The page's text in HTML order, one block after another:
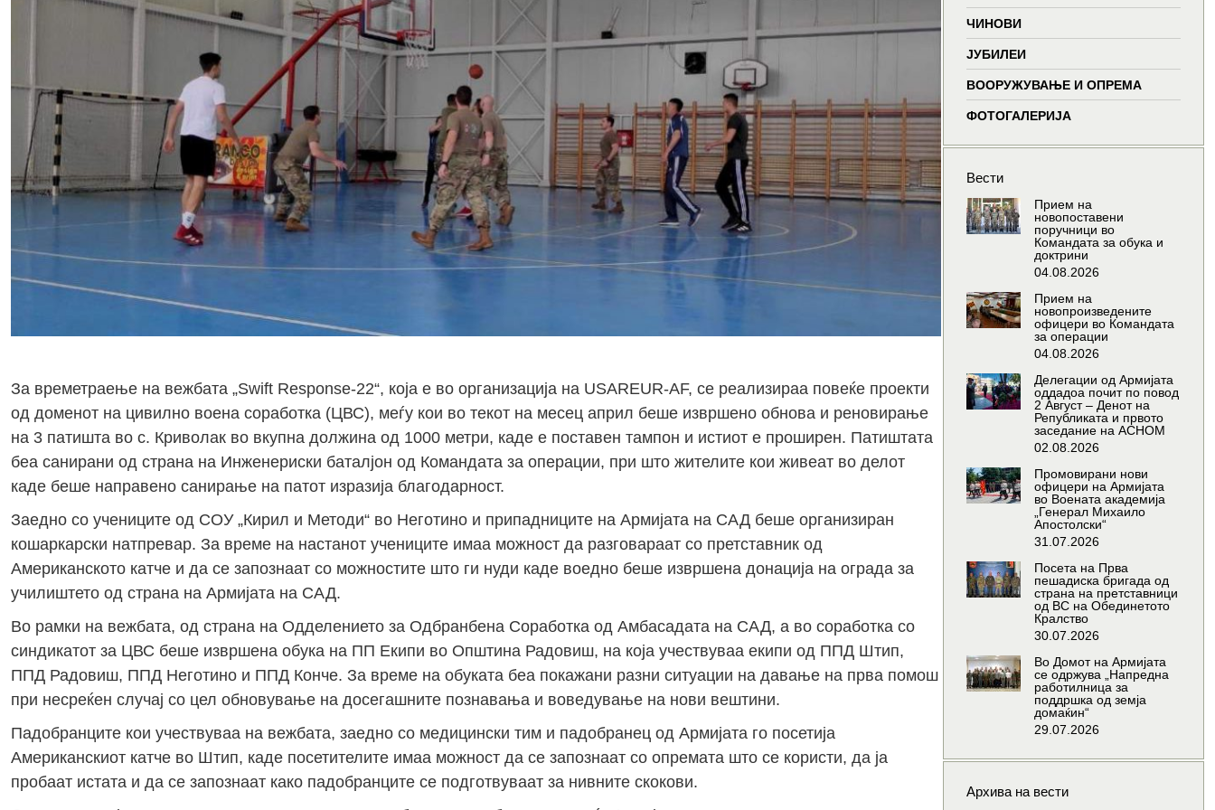
windowwindowwindow
За времетраење на вежбата „Swift Response-22“, која е во организација на USAREUR-AF, се реализираа повеќе проекти
од доменот на цивилно воена соработка (ЦВС), меѓу кои во текот на месец април беше извршено обнова и реновирање
на 3 патишта во с. Криволак во вкупна должина од 1000 метри, каде е поставен тампон и истиот е проширен. Патиштата
беа санирани од страна на Инженериски баталјон од Командата за операции, при што жителите кои живеат во делот
каде беше направено санирање на патот изразија благодарност.
Заедно со учениците од СОУ „Кирил и Методи“ во Неготино и припадниците на Армијата на САД беше организиран
кошаркарски натпревар. За време на настанот учениците имаа можност да разговараат со претставник од
Американското катче и да се запознаат со можностите што ги нуди каде воедно беше извршена донација на ограда за
училиштето од страна на Армијата на САД.
Во рамки на вежбата, од страна на Одделението за Одбранбена Соработка од Амбасадата на САД, а во соработка со
синдикатот за ЦВС беше извршена обука на ПП Екипи во Општина Радовиш, на која учествуваа екипи од ППД Штип,
ППД Радовиш, ППД Неготино и ППД Конче. За време на обуката беа покажани разни ситуации на давање на прва помош
при несреќен случај со цел обновување на досегашните познавања и воведување на нови вештини.
Падобранците кои учествуваа на вежбата, заедно со медицински тим и падобранец од Армијата го посетија
Американскиот катче во Штип, каде посетителите имаа можност да се запознаат со опремата што се користи, да ја
пробаат истата и да се запознаат како падобранците се подготвуваат за нивните скокови.
ЧИНОВИ
ЈУБИЛЕИ
ВООРУЖУВАЊЕ И ОПРЕМА
ФОТОГАЛЕРИЈА
Вести
Прием на
новопоставени
поручници во
Командата за обука и
доктрини
04.08.2026
Прием на
новопроизведените
офицери во Командата
за операции
04.08.2026
Делегации од Армијата
оддадоа почит по повод
2 Август – Денот на
Републиката и првото
заседание на АСНОМ
02.08.2026
Промовирани нови
офицери на Армијата
во Воената академија
„Генерал Михаило
Апостолски“
31.07.2026
Посета на Прва
пешадиска бригада од
страна на претставници
од ВС на Обединетото
Кралство
30.07.2026
Во Домот на Армијата
се одржува „Напредна
работилница за
поддршка од земја
домаќин“
29.07.2026
Архива на вести